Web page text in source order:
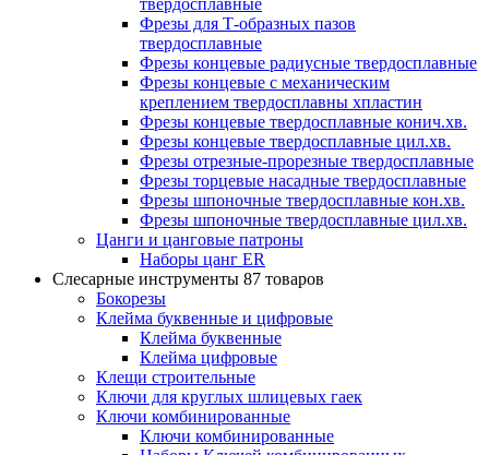
твердосплавные
Фрезы для Т-образных пазов
твердосплавные
Фрезы концевые радиусные твердосплавные
Фрезы концевые с механическим
креплением твердосплавны хпластин
Фрезы концевые твердосплавные конич.хв.
Фрезы концевые твердосплавные цил.хв.
Фрезы отрезные-прорезные твердосплавные
Фрезы торцевые насадные твердосплавные
Фрезы шпоночные твердосплавные кон.хв.
Фрезы шпоночные твердосплавные цил.хв.
Цанги и цанговые патроны
Наборы цанг ER
Слесарные инструменты 87 товаров
Бокорезы
Клейма буквенные и цифровые
Клейма буквенные
Клейма цифровые
Клещи строительные
Ключи для круглых шлицевых гаек
Ключи комбинированные
Ключи комбинированные